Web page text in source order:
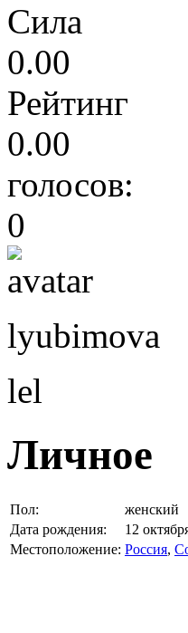
Сила
0.00
Рейтинг
0.00
голосов:
0
lyubimova
lel
Личное
Пол:
женский
Дата рождения:
12
Местоположение: Россия,